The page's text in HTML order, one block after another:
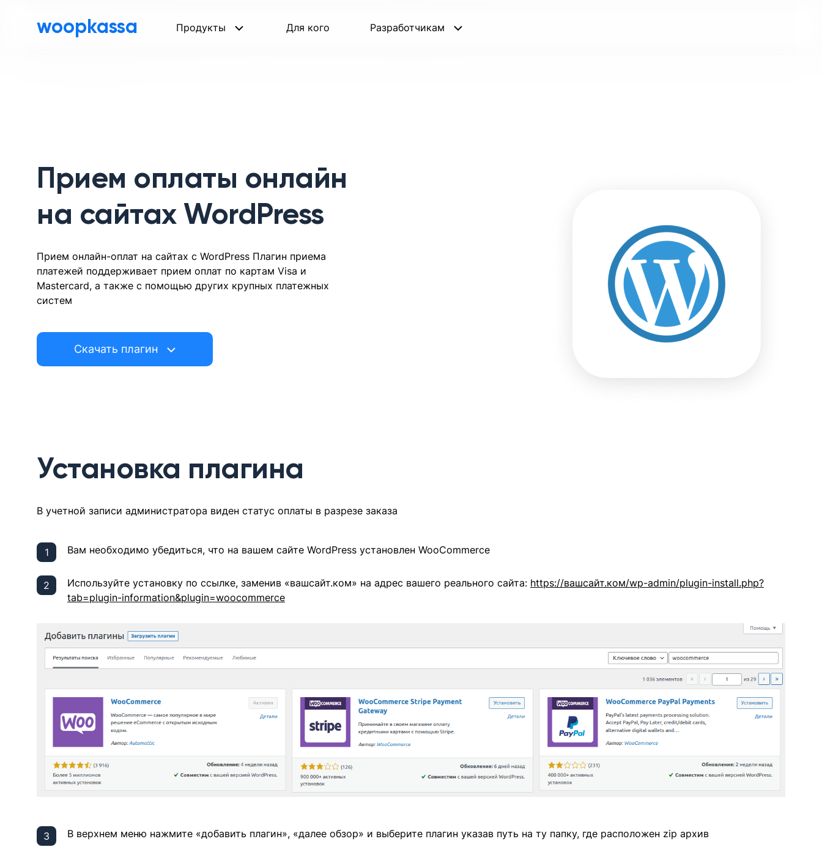
woopkassa Продукты Для кого Разработчикам
Прием оплаты онлайн
на сайтах WordPress
Прием онлайн-оплат на сайтах с WordPress Плагин приема
платежей поддерживает прием оплат по картам Visa и
Mastercard, а также с помощью других крупных платежных
систем
Скачать плагин
Установка плагина
В учетной записи администратора виден статус оплаты в разрезе заказа
Вам необходимо убедиться, что на вашем сайте WordPress установлен WooCommerce
Используйте установку по ссылке, заменив «вашсайт.ком» на адрес вашего реального сайта: https://вашсайт.ком/wp-admin/plugin-install.php?
tab=plugin-information&plugin=woocommerce
В верхнем меню нажмите «добавить плагин», «далее обзор» и выберите плагин указав путь на ту папку, где расположен zip архив